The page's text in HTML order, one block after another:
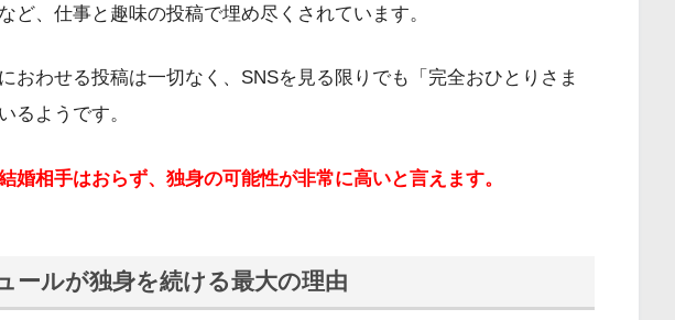
ど、仕事と趣味の投稿で埋め尽くされています。
おわせる投稿は一切なく、SNSを見る限りでも「完全おひとりさま
るようです。
婚相手はおらず、独身の可能性が非常に高いと言えます。
ールが独身を続ける最大の理由